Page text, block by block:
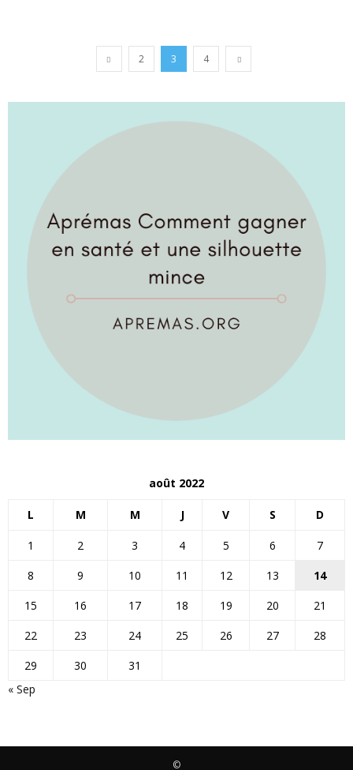
2 3 4
août 2022
L M M J V S D
1 2 3 4 5 6
7
8
9 10 11 12 13
14
15
16 17 18 19 20
21
22
23 24 25 26 27
28
29
30
31
« Sep
©